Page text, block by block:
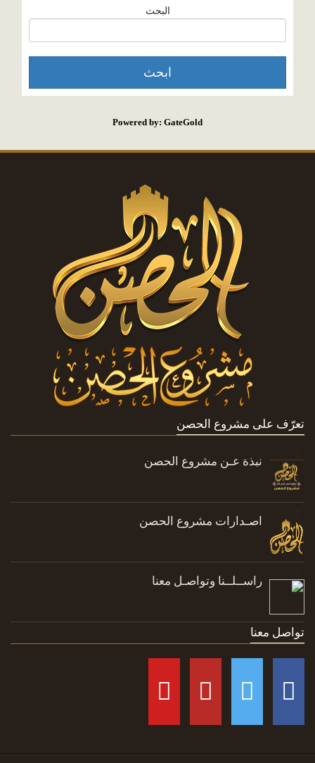
البحث
Powered by: GateGold
تعرّف على مشروع الحصن
نبذة عـن مشروع الحصن
اصـدارات مشروع الحصن
راســلــنا وتواصـل معنا
تواصل معنا